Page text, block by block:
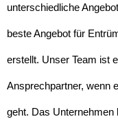
unterschiedliche
beste Angebot für
erstellt. Unser Team ist
Ansprechpartner, wenn
geht. Das Unternehmen